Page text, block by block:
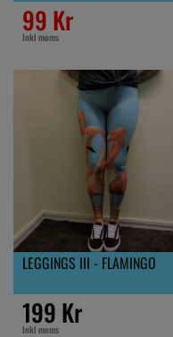
99 Kr
Inkl moms
LEGGINGS III - FLAMINGO
199 Kr
Inkl moms